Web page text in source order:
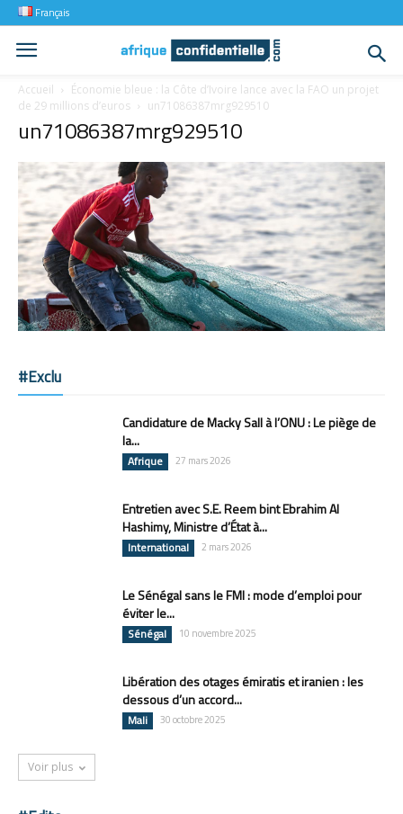
Français
Accueil
Économie bleue : la Côte d’Ivoire lance avec la FAO un projet
de 29 millions d’euros
un71086387mrg929510
un71086387mrg929510
#Exclu
Candidature de Macky Sall à l’ONU : Le piège de
la...
Afrique 27 mars 2026
Entretien avec S.E. Reem bint Ebrahim Al
Hashimy, Ministre d’État à...
International 2 mars 2026
Le Sénégal sans le FMI : mode d’emploi pour
éviter le...
Sénégal 10 novembre 2025
Libération des otages émiratis et iranien : les
dessous d’un accord...
Mali 30 octobre 2025
Voir plus